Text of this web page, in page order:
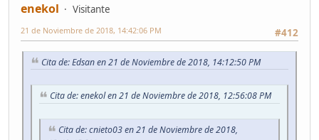
enekol
Visitante
#412
21 de Noviembre de 2018, 14:42:06 PM
Cita de: Edsan en 21 de Noviembre de 2018, 14:12:50 PM
Cita de: enekol en 21 de Noviembre de 2018, 12:56:08 PM
Cita de: cnieto03 en 21 de Noviembre de 2018,